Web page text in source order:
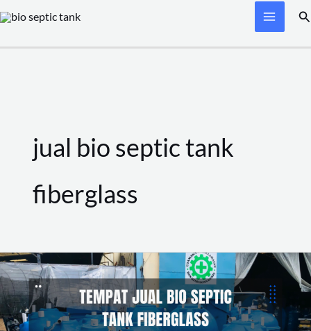
Skip
content
jual bio septic tank
fiberglass
Jual
Bio
Septic
Tank